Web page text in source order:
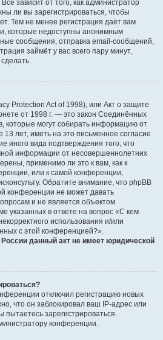
зависит от того, как администратор
ли вы зарегистрироваться, чтобы
Тем не менее регистрация даёт вам
которые недоступны анонимным
сообщения, отправка email-сообщений,
займёт у вас всего пару минут,
Protection Act of 1998), или Акт о защите
от 1998 г. — это закон Соединённых
которые могут собирать информацию от
лет, иметь на это письменное согласие
иного вида подтверждения того, что
информации от несовершеннолетних
применимо ли это к вам, как к
или к самой конференции,
Обратите внимание, что phpBB
конференции не может давать
и не является объектом
указанных в ответе на вопрос «С кем
использования и/или
с этой конференцией?».
данный акт не имеет юридической
отключил регистрацию новых
что он заблокировал ваш IP-адрес или
зарегистрироваться.
конференции.